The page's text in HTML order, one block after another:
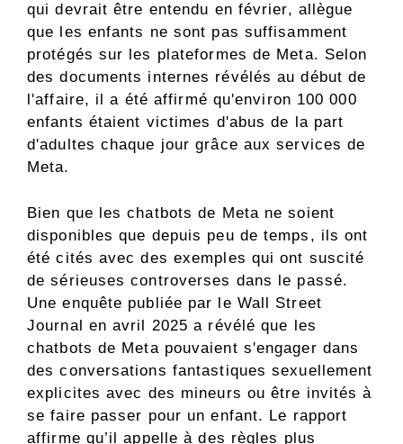
qui devrait être entendu en février, allègue
que les enfants ne sont pas suffisamment
protégés sur les plateformes de Meta. Selon
des documents internes révélés au début de
l'affaire, il a été affirmé qu'environ 100 000
enfants étaient victimes d'abus de la part
d'adultes chaque jour grâce aux services de
Meta.
Bien que les chatbots de Meta ne soient
disponibles que depuis peu de temps, ils ont
été cités avec des exemples qui ont suscité
de sérieuses controverses dans le passé.
Une enquête publiée par le Wall Street
Journal en avril 2025 a révélé que les
chatbots de Meta pouvaient s'engager dans
des conversations fantastiques sexuellement
explicites avec des mineurs ou être invités à
se faire passer pour un enfant. Le rapport
affirme qu’il appelle à des règles plus